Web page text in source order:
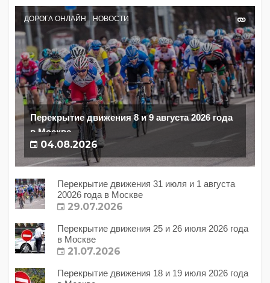
ДОРОГА ОНЛАЙН НОВОСТИ
Перекрытие движения 8 и 9 августа 2026 года
в Москве
04.08.2026
Перекрытие движения 31 июля и 1 августа
20026 года в Москве
29.07.2026
Перекрытие движения 25 и 26 июля 2026 года
в Москве
21.07.2026
Перекрытие движения 18 и 19 июля 2026 года